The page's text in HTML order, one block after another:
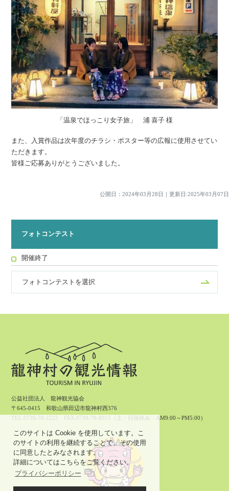
このサイトは Cookie を使用しています。こ
のサイトの利用を継続することで、その使用
に同意したとみなされます。
詳細についてはこちらをご覧ください。
プライバシーポリシー
「温泉でほっこり女子旅」 浦 喜子 様
また、入賞作品は次年度のチラシ・ポスター等の広報に使用させてい
ただきます。
皆様ご応募ありがとうございました。
公開日： 2024年03月28日 更新日:2025年03月07日
フォトコンテスト
開催終了
フォトコンテストを選択
公益社団法人 龍神観光協会
〒645-0415 和歌山県田辺市龍神村西376
TEL.0739-78-2222 FAX.0739-78-8015（土・日祝休み AM9:00～PM5:00）